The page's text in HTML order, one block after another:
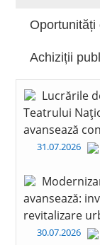
Oportunități
Achiziții
Lucrările
Teatrului
avansează
31.07.2026
avansează:
revitalizare
30.07.2026